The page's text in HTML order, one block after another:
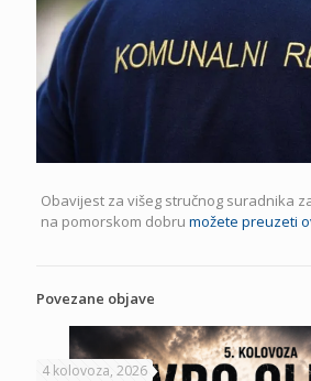
Obavijest za višeg stručnog suradnika
na pomorskom dobru možete preuzeti
Povezane objave
4 kolovoza, 2026